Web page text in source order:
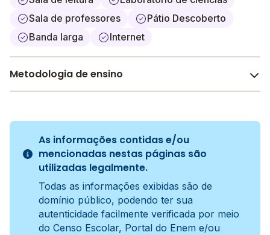
Sala de professores
Pátio Descoberto
Banda larga
Internet
Metodologia de ensino
A metodologia é um conjunto de métodos e práticas
adotados pela escola no processo de ensino e
aprendizagem do aluno.
As informações contidas e/ou
mencionadas nestas páginas são
utilizadas legalmente.
Todas as informações exibidas são de
domínio público, podendo ter sua
autenticidade facilmente verificada por meio
do Censo Escolar, Portal do Enem e/ou